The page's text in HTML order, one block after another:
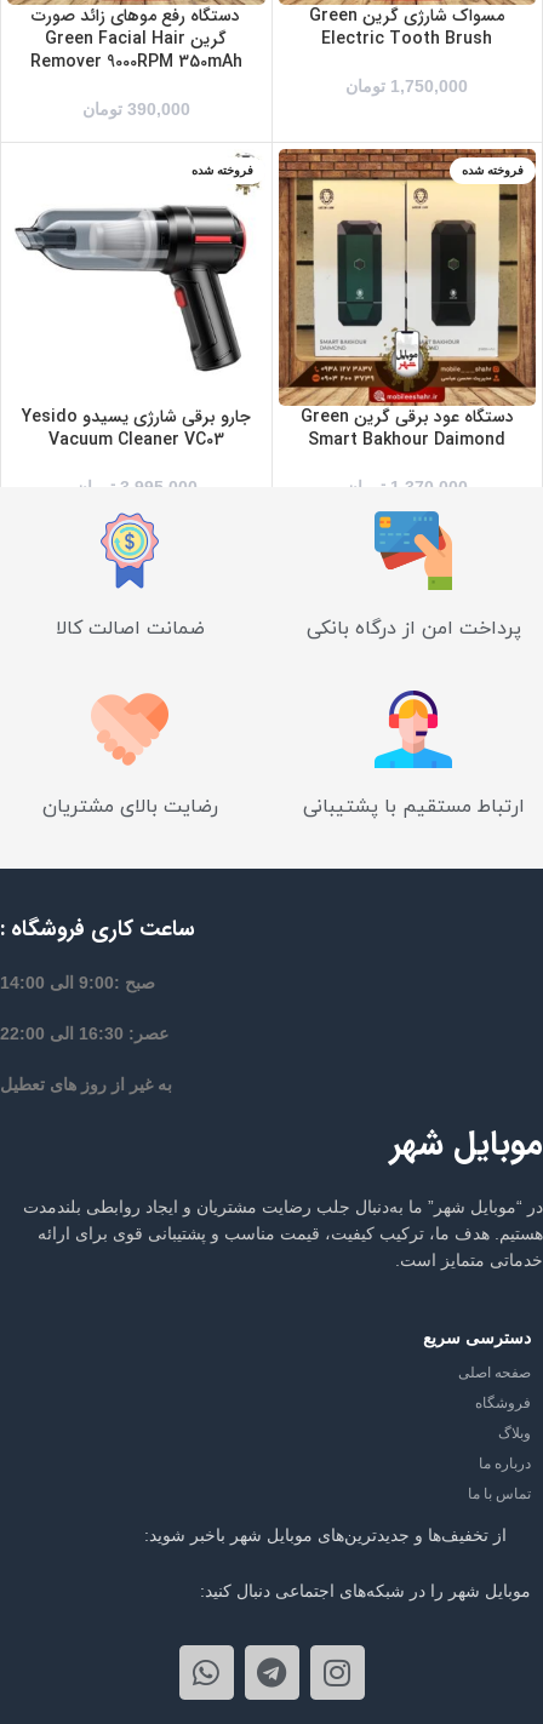
مسواک شارژی گرین Green
Electric Tooth Brush
1,750,000 تومان
دستگاه رفع موهای زائد صورت
گرین Green Facial Hair
Remover 9000RPM 350mAh
390,000 تومان
فروخته شده
سبز
مشکی
دستگاه عود برقی گرین Green
Smart Bakhour Daimond
1,370,000 تومان
فروخته شده
جارو برقی شارژی یسیدو Yesido
Vacuum Cleaner VC03
3,995,000 تومان
پرداخت امن از درگاه بانکی ضمانت اصالت کالا
ارتباط مستقیم با پشتیبانی رضایت بالای مشتریان
ساعت کاری فروشگاه :
صبح :9:00 الی 14:00
عصر: 16:30 الی 22:00
به غیر از روز های تعطیل
موبایل شهر
در “موبایل شهر” ما به‌دنبال جلب رضایت مشتریان و ایجاد روابطی بلندمدت
هستیم. هدف ما، ترکیب کیفیت، قیمت مناسب و پشتیبانی قوی برای ارائه
خدماتی متمایز است.
دسترسی سریع
صفحه اصلی
فروشگاه
وبلاگ
درباره ما
تماس با ما
از تخفیف‌ها و جدیدترین‌های موبایل شهر باخبر شوید:
موبایل شهر را در شبکه‌های اجتماعی دنبال کنید: